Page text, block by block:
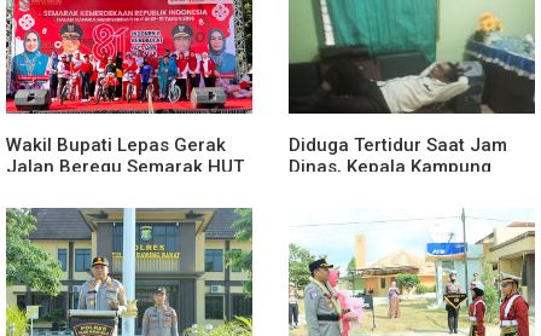
Wakil Bupati Lepas Gerak
Jalan Beregu Semarak HUT
Diduga Tertidur Saat Jam
Dinas, Kepala Kampung